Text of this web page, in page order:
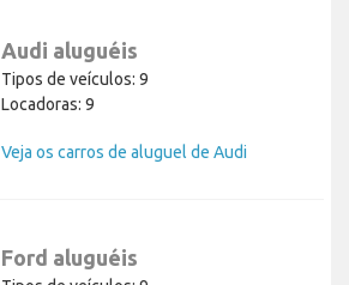
Audi aluguéis
Tipos de veículos: 9
Locadoras: 9
Veja os carros de aluguel de Audi
Ford aluguéis